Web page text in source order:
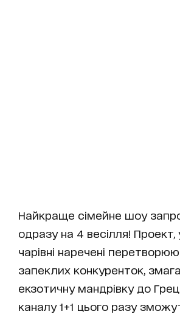
Найкраще сімейне шоу
одразу на 4 весілля! Проект,
чарівні наречені
запеклих конкуренток,
екзотичну мандрівку до
каналу 1+1 цього разу